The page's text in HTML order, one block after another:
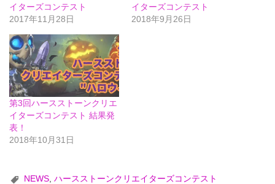
イターズコンテスト
2017年11月28日
イターズコンテスト
2018年9月26日
第3回ハースストーンクリエ
イターズコンテスト 結果発
表！
2018年10月31日
NEWS ,ハースストーンクリエイターズコンテスト